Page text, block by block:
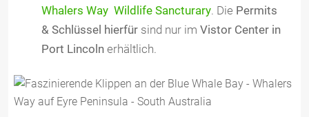
Whalers Way Wildlife Sancturary. Die Permits
& Schlüssel hierfür sind nur im Vistor Center in
Port Lincoln erhältlich.